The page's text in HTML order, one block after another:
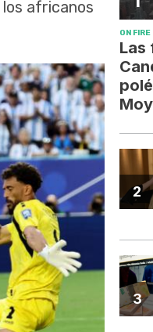
los africanos
ON FIRE
Las
2
3